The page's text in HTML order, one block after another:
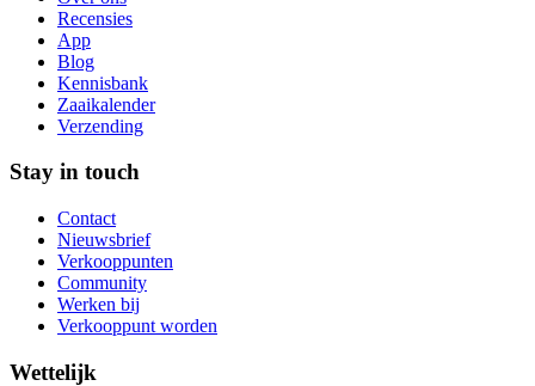
Recensies
App
Blog
Kennisbank
Zaaikalender
Verzending
Stay in touch
Contact
Nieuwsbrief
Verkooppunten
Community
Werken bij
Verkooppunt worden
Wettelijk